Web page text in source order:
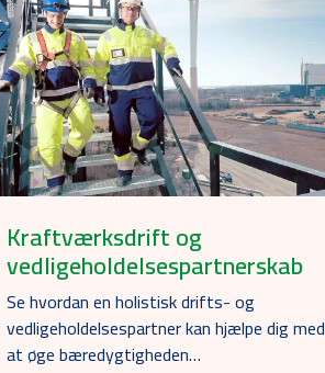
Kraftværksdrift og
vedligeholdelsespartnerskab
Se hvordan en holistisk drifts- og
vedligeholdelsespartner kan hjælpe dig med
at øge bæredygtigheden…